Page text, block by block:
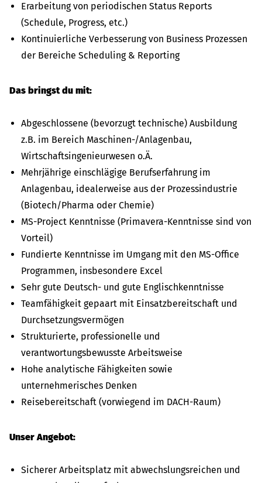
Erarbeitung von periodischen Status Reports
(Schedule, Progress, etc.)
Kontinuierliche Verbesserung von Business Prozessen
der Bereiche Scheduling & Reporting
Das bringst du mit:
Abgeschlossene (bevorzugt technische) Ausbildung
z.B. im Bereich Maschinen-/Anlagenbau,
Wirtschaftsingenieurwesen o.Ä.
Mehrjährige einschlägige Berufserfahrung im
Anlagenbau, idealerweise aus der Prozessindustrie
(Biotech/Pharma oder Chemie)
MS-Project Kenntnisse (Primavera-Kenntnisse sind von
Vorteil)
Fundierte Kenntnisse im Umgang mit den MS-Office
Programmen, insbesondere Excel
Sehr gute Deutsch- und gute Englischkenntnisse
Teamfähigkeit gepaart mit Einsatzbereitschaft und
Durchsetzungsvermögen
Strukturierte, professionelle und
verantwortungsbewusste Arbeitsweise
Hohe analytische Fähigkeiten sowie
unternehmerisches Denken
Reisebereitschaft (vorwiegend im DACH-Raum)
Unser Angebot:
Sicherer Arbeitsplatz mit abwechslungsreichen und